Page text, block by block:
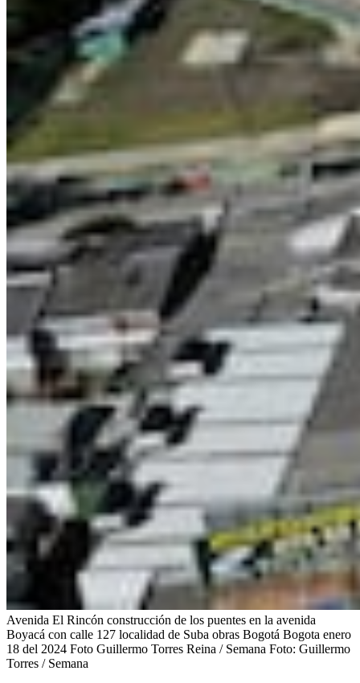
Avenida El Rincón construcción de los puentes en la avenida
Boyacá con calle 127 localidad de Suba obras Bogotá Bogota enero
18 del 2024 Foto Guillermo Torres Reina / Semana Foto: Guillermo
Torres / Semana